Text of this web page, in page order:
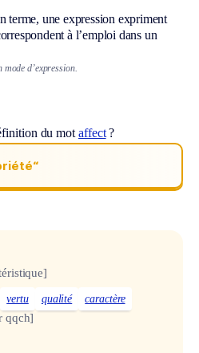
terme, une expression expriment
à l’emploi dans un
d’expression.
du motaffect?
vertu qualité caractère
qqch]